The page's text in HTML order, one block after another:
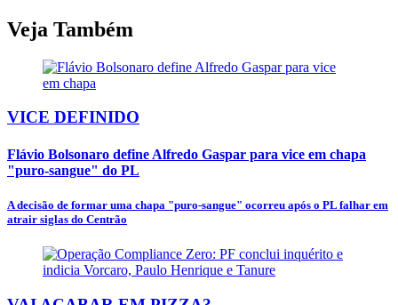
Veja Também
VICE DEFINIDO
Flávio Bolsonaro define Alfredo Gaspar para vice em chapa
"puro-sangue" do PL
A decisão de formar uma chapa "puro-sangue" ocorreu após o PL falhar em
atrair siglas do Centrão